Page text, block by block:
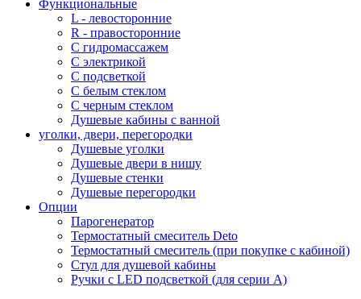
Функциональные
L - левосторонние
R - правосторонние
С гидромассажем
С электрикой
С подсветкой
С белым стеклом
С черным стеклом
Душевые кабины с ванной
уголки, двери, перегородки
Душевые уголки
Душевые двери в нишу
Душевые стенки
Душевые перегородки
Опции
Парогенератор
Термостатный смеситель Deto
Термостатный смеситель (при покупке с кабиной)
Стул для душевой кабины
Ручки с LED подсветкой (для серии A)